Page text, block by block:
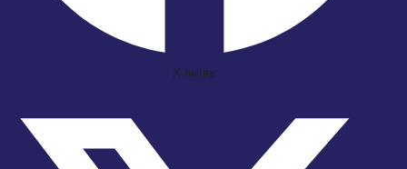
X-twitter